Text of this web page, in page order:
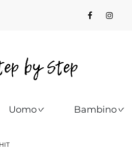
Uomo Bambino